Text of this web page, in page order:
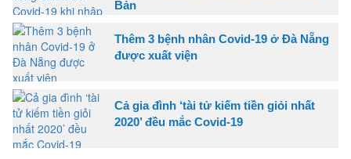
Bản
Thêm 3 bệnh nhân Covid-19 ở Đà Nẵng
được xuất viện
Cả gia đình ‘tài tử kiếm tiền giỏi nhất
2020’ đều mắc Covid-19